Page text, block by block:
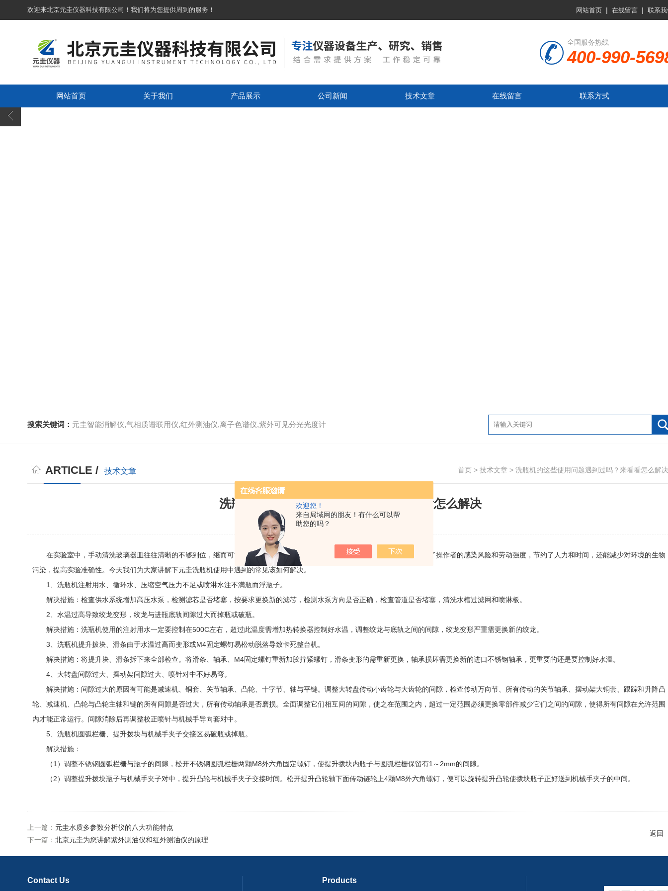
欢迎您！
来自局域网的朋友！有什么可以帮
助您的吗？
欢迎来北京元圭仪器科技有限公司！我们将为您提供周到的服务！ 网站首页 | 在线留言 | 联系
全国服务热线
400-990-
网站首页 关于我们 产品展示 公司新闻 技术文章 在线留言 联系方式
搜索关键词： 元圭智能消解仪,气相质谱联用仪,红外测油仪,离子色谱仪,紫外可见分光光度计
ARTICLE / 技术文章 首页 > 技术文章 > 洗瓶机的这些使用问题遇到过吗？来看看怎么解决
洗瓶机的这些使用问题遇到过吗？来看看怎么解决
发布日期：2020-10-28 浏览次数：2542
在实验室中，手动清洗玻璃器皿往往清晰的不够到位，继而可能会影响后期实验结果。而实验室 洗瓶机的出现，不仅大大降低了操作者的感染风险和劳动强度，节约了人力和时间，还能减少对环境的生物
污染，提高实验准确性。今天我们为大家讲解下元圭洗瓶机使用中遇到的常见该如何解决。
1、洗瓶机注射用水、循环水、压缩空气压力不足或喷淋水注不满瓶而浮瓶子。
解决措施：检查供水系统增加高压水泵，检测滤芯是否堵塞，按要求更换新的滤芯，检测水泵方向是否正确，检查管道是否堵塞，清洗水槽过滤网和喷淋板。
2、水温过高导致绞龙变形，绞龙与进瓶底轨间隙过大而掉瓶或破瓶。
解决措施：洗瓶机使用的注射用水一定要控制在500C左右，超过此温度需增加热转换器控制好水温，调整绞龙与底轨之间的间隙，绞龙变形严重需更换新的绞龙。
3、洗瓶机提升拨块、滑条由于水温过高而变形或M4固定螺钉易松动脱落导致卡死整台机。
解决措施：将提升块、滑条拆下来全部检查。将滑条、轴承、M4固定螺钉重新加胶拧紧螺钉，滑条变形的需重新更换，轴承损坏需更换新的进口不锈钢轴承，更重要的还是要控制好水温。
4、大转盘间隙过大、摆动架间隙过大、喷针对中不好易弯。
解决措施：间隙过大的原因有可能是减速机、铜套、关节轴承、凸轮、十字节、轴与平键。调整大转盘传动小齿轮与大齿轮的间隙，检查传动万向节、所有传动的关节轴承、摆动架大铜套、跟踪和升降凸
轮、减速机、凸轮与凸轮主轴和键的所有间隙是否过大，所有传动轴承是否磨损。全面调整它们相互间的间隙，使之在范围之内，超过一定范围必须更换零部件减少它们之间的间隙，使得所有间隙在允许范围
内才能正常运行。间隙消除后再调整校正喷针与机械手导向套对中。
5、洗瓶机圆弧栏栅、提升拨块与机械手夹子交接区易破瓶或掉瓶。
解决措施：
（1）调整不锈钢圆弧栏栅与瓶子的间隙，松开不锈钢圆弧栏栅两颗M8外六角固定螺钉，使提升拨块内瓶子与圆弧栏栅保留有1～2mm的间隙。
（2）调整提升拨块瓶子与机械手夹子对中，提升凸轮与机械手夹子交接时间。松开提升凸轮轴下面传动链轮上4颗M8外六角螺钉，便可以旋转提升凸轮使拨块瓶子正好送到机械手夹子的中间。
上一篇： 元圭水质多参数分析仪的八大功能特点
下一篇： 北京元圭为您讲解紫外测油仪和红外测油仪的原理
返回
Contact Us Products